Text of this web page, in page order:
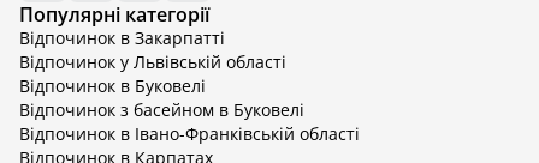
Популярні категорії
Відпочинок в Закарпатті
Відпочинок у Львівській області
Відпочинок в Буковелі
Відпочинок з басейном в Буковелі
Відпочинок в Івано-Франківській області
Відпочинок в Карпатах